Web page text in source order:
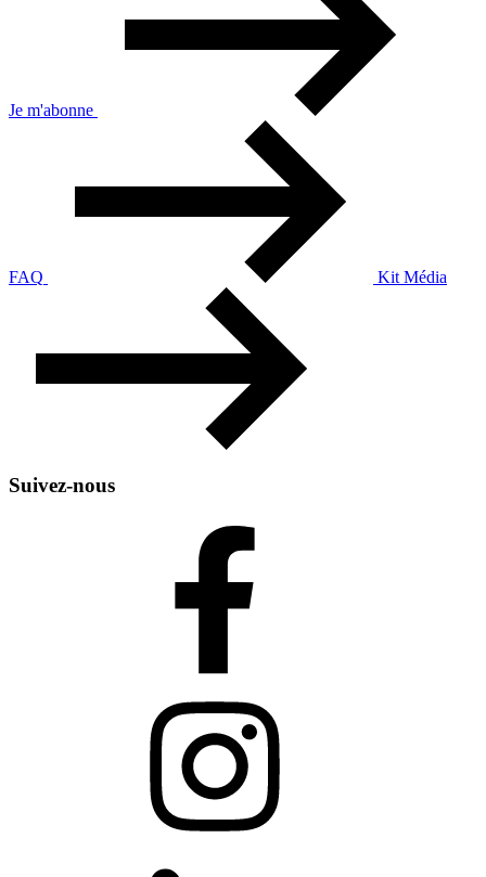
Je m'abonne
FAQ Kit Média
Suivez-nous